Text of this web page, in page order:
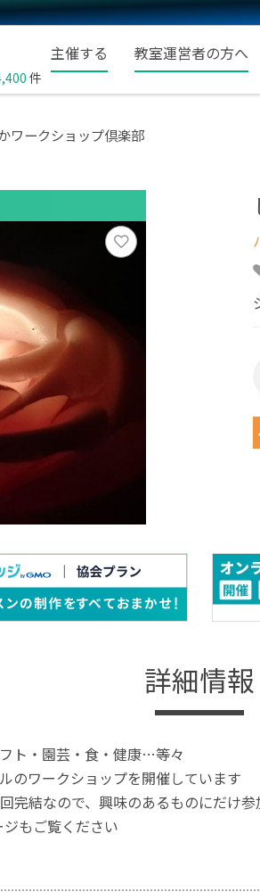
件
主催する 教室運営者の方へ
ワークショップ倶楽部
詳細情報
ト・園芸・食・健康…等々
のワークショップを開催しています
完結なので、興味のあるものにだけ
もご覧ください